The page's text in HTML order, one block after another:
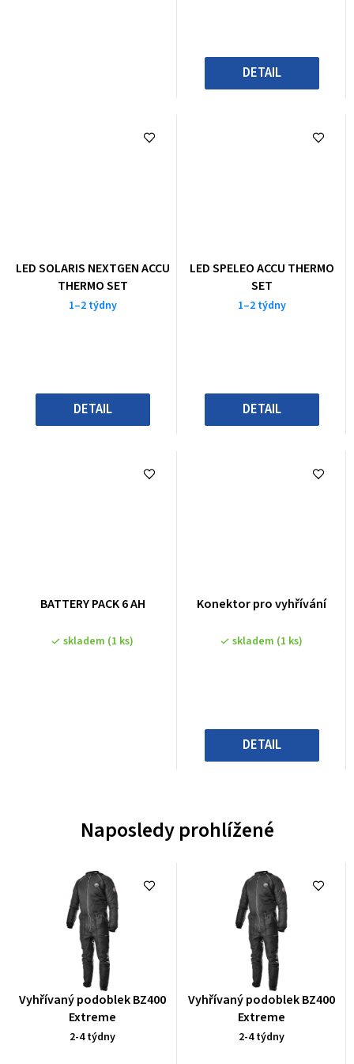
DETAIL
LED SOLARIS NEXTGEN ACCU
THERMO SET
1–2 týdny
DETAIL
LED SPELEO ACCU THERMO
SET
1–2 týdny
DETAIL
BATTERY PACK 6 AH
skladem (1 ks)
Konektor pro vyhřívání
skladem (1 ks)
DETAIL
Naposledy prohlížené
Průměrné
hodnocení
produktu
Vyhřívaný podoblek BZ400
Extreme
2-4 týdny
Průměrné
hodnocení
produktu
Vyhřívaný podoblek BZ400
Extreme
2-4 týdny